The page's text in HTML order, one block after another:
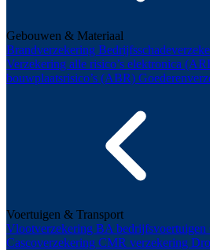
Gebouwen & Materiaal
Brandverzekering
Verzekering alle risico’s elektronica
bouwplaatsrisico’s (ABR)
Voertuigen & Transport
Vlootverzekering BA bedrijfsvoertuigen
Cascoverzekering CMR verzekering